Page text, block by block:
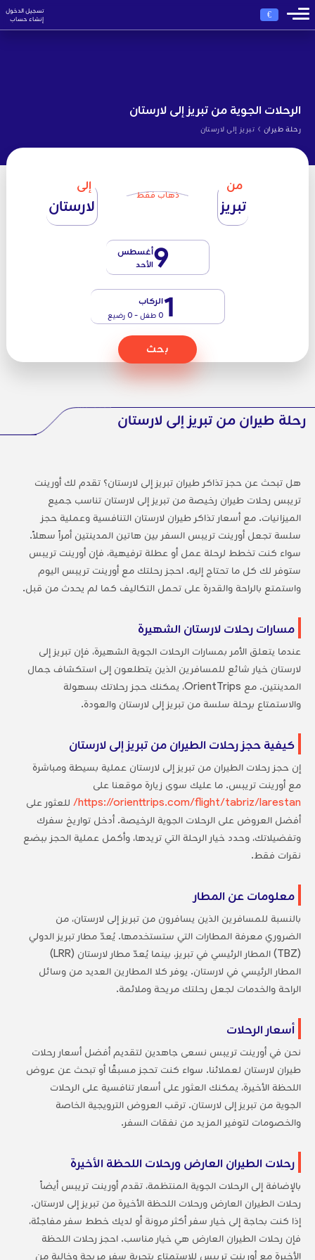
€
تسجيل الدخول
إنشاء حساب
الرحلات الجوية من تبريز إلى لارستان
رحلة طيران › تبريز إلى لارستان
من
تبريز ذهاب فقط
إلى
لارستان
9أغسطس
الأحد
1الركاب
0 طفل - 0 رضيع
بحث
رحلة طيران من تبريز إلى لارستان
هل تبحث عن حجز تذاكر طيران تبريز إلى لارستان؟ تقدم لك أورينت
تريبس رحلات طيران رخيصة من تبريز إلى لارستان تناسب جميع
الميزانيات. مع أسعار تذاكر طيران لارستان التنافسية وعملية حجز
سلسة تجعل أورينت تريبس السفر بين هاتين المدينتين أمراً سهلاً.
سواء كنت تخطط لرحلة عمل أو عطلة ترفيهية، فإن أورينت تريبس
ستوفر لك كل ما تحتاج إليه. احجز رحلتك مع أورينت تريبس اليوم
واستمتع بالراحة والقدرة على تحمل التكاليف كما لم يحدث من قبل.
مسارات رحلات لارستان الشهيرة
عندما يتعلق الأمر بمسارات الرحلات الجوية الشهيرة، فإن تبريز إلى
لارستان خيار شائع للمسافرين الذين يتطلعون إلى استكشاف جمال
المدينتين. مع OrientTrips، يمكنك حجز رحلاتك بسهولة
والاستمتاع برحلة سلسة من تبريز إلى لارستان والعودة.
كيفية حجز رحلات الطيران من تبريز إلى لارستان
إن حجز رحلات الطيران من تبريز إلى لارستان عملية بسيطة ومباشرة
مع أورينت تريبس. ما عليك سوى زيارة موقعنا على
https://orienttrips.com/flight/tabriz/larestan/ للعثور على
أفضل العروض على الرحلات الجوية الرخيصة. أدخل تواريخ سفرك
وتفضيلاتك، وحدد خيار الرحلة التي تريدها، وأكمل عملية الحجز ببضع
نقرات فقط.
معلومات عن المطار
بالنسبة للمسافرين الذين يسافرون من تبريز إلى لارستان، من
الضروري معرفة المطارات التي ستستخدمها. يُعدّ مطار تبريز الدولي
(TBZ) المطار الرئيسي في تبريز، بينما يُعدّ مطار لارستان (LRR)
المطار الرئيسي في لارستان. يوفر كلا المطارين العديد من وسائل
الراحة والخدمات لجعل رحلتك مريحة وملائمة.
أسعار الرحلات
نحن في أورينت تريبس نسعى جاهدين لتقديم أفضل أسعار رحلات
طيران لارستان لعملائنا. سواء كنت تحجز مسبقًا أو تبحث عن عروض
اللحظة الأخيرة، يمكنك العثور على أسعار تنافسية على الرحلات
الجوية من تبريز إلى لارستان. ترقب العروض الترويجية الخاصة
والخصومات لتوفير المزيد من نفقات السفر.
رحلات الطيران العارض ورحلات اللحظة الأخيرة
بالإضافة إلى الرحلات الجوية المنتظمة، تقدم أورينت تريبس أيضاً
رحلات الطيران العارض ورحلات اللحظة الأخيرة من تبريز إلى لارستان.
إذا كنت بحاجة إلى خيار سفر أكثر مرونة أو لديك خطط سفر مفاجئة،
فإن رحلات الطيران العارض هي خيار مناسب. احجز رحلات اللحظة
الأخيرة مع أورينت تريبس للاستمتاع بتجربة سفر مريحة وخالية من